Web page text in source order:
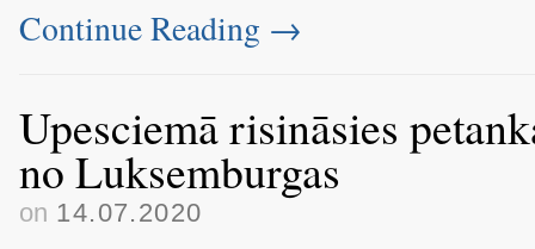
Continue Reading →
Upesciemā risināsies
no Luksemburgas
on 14.07.2020